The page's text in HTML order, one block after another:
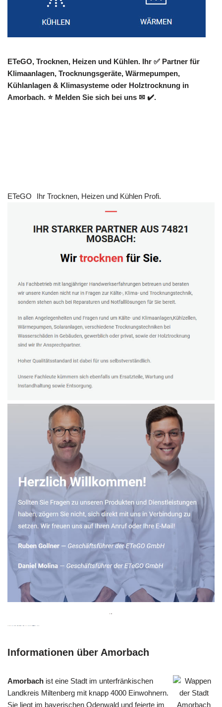
ETeGO, Trocknen, Heizen und Kühlen. Ihr ✅ Partner für
Klimaanlagen, Trocknungsgeräte, Wärmepumpen,
Kühlanlagen & Klimasysteme oder Holztrocknung in
Amorbach. ⭐ Melden Sie sich bei uns ✉ ✔️.
ETeGO Ihr Trocknen, Heizen und Kühlen Profi.
Informationen über Amorbach
Amorbach ist eine Stadt im unterfränkischen
Landkreis Miltenberg mit knapp 4000 Einwohnern.
Sie liegt im bayerischen Odenwald und feierte im